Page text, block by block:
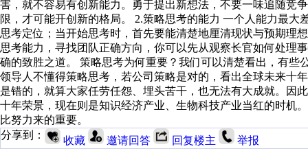
害，就不容易有创新能力。勇于提出新想法，不要一味追随竞
限，才可能开创新的格局。 2.策略思考的能力 一个人能力最
思考定位；当开始思考时，首先要能清楚地厘清现状与预期理
思考能力，寻找团队正确方向，你可以先从观察长官如何处理
确的致胜之道。 策略思考为何重要？我们可以清楚看出，有
领导人不懂得策略思考，若公司策略是对的，看出全球未来十
是错的，就算大家任劳任怨、埋头苦干，也无法有大成就。因
十年荣景，现在则是知识经济产业、生物科技产业当红的时机
比努力来的重要。
分享到：
收藏 邀请回答 回复楼主 举报